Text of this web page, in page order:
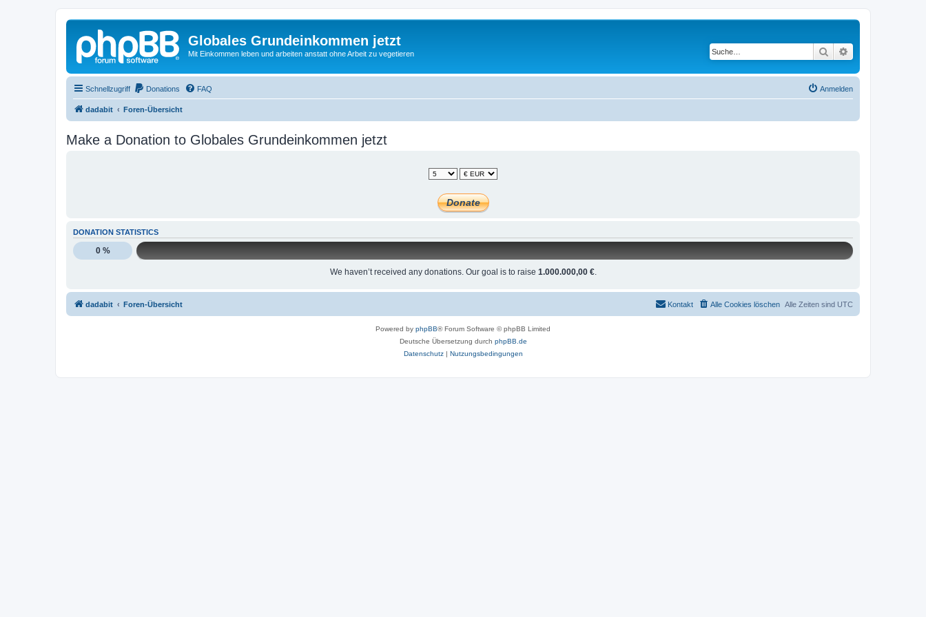
Globales Grundeinkommen jetzt
Mit Einkommen leben und arbeiten anstatt ohne Arbeit zu vegetieren Suche
Schnellzugriff Donations FAQ Anmelden
dadabit Foren-Übersicht
Make a Donation to Globales Grundeinkommen jetzt
DONATION STATISTICS
0 %
We haven’t received any donations. Our goal is to raise 1.000.000,00 €.
dadabit Foren-Übersicht Alle Zeiten sind UTC
Alle Cookies löschen
Kontakt
Powered by phpBB® Forum Software © phpBB Limited
Deutsche Übersetzung durch phpBB.de
Datenschutz| Nutzungsbedingungen